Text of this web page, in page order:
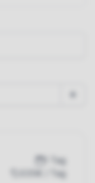
1 Tag
335€ / Tag